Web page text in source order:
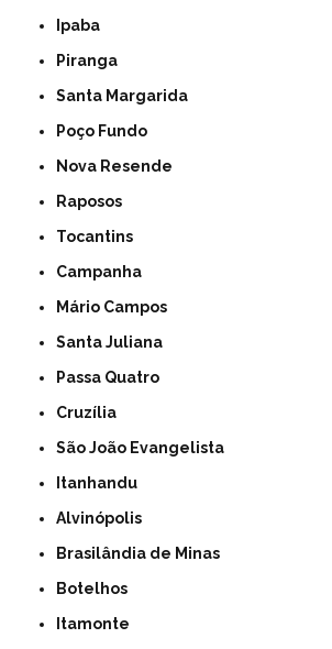
Ipaba
Piranga
Santa Margarida
Poço Fundo
Nova Resende
Raposos
Tocantins
Campanha
Mário Campos
Santa Juliana
Passa Quatro
Cruzília
São João Evangelista
Itanhandu
Alvinópolis
Brasilândia de Minas
Botelhos
Itamonte